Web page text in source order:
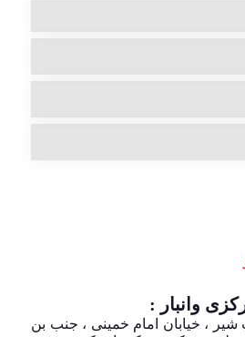
وانبار :
، خیابان امام خمینی ، جنب بن